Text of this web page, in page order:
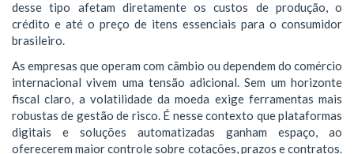
desse tipo afetam diretamente os custos de produção, o
crédito e até o preço de itens essenciais para o consumidor
brasileiro.
As empresas que operam com câmbio ou dependem do comércio
internacional vivem uma tensão adicional. Sem um horizonte
fiscal claro, a volatilidade da moeda exige ferramentas mais
robustas de gestão de risco. É nesse contexto que plataformas
digitais e soluções automatizadas ganham espaço, ao
oferecerem maior controle sobre cotações, prazos e contratos.